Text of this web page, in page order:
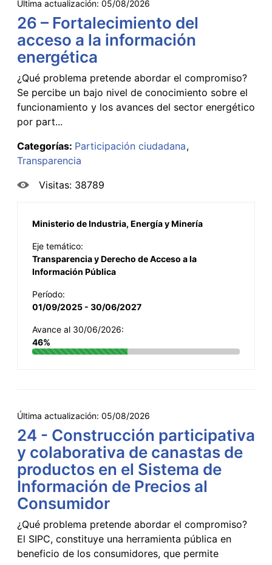
Última actualización: 05/08/2026
26 – Fortalecimiento del
acceso a la información
energética
¿Qué problema pretende abordar el compromiso?
Se percibe un bajo nivel de conocimiento sobre el
funcionamiento y los avances del sector energético
por part...
Categorías: Participación ciudadana
Transparencia
Visitas: 38789
Ministerio de Industria, Energía y Minería
Eje temático:
Transparencia y Derecho de Acceso a la
Información Pública
Período:
01/09/2025 - 30/06/2027
Avance al 30/06/2026:
46%
Última actualización: 05/08/2026
24 - Construcción participativa
y colaborativa de canastas de
productos en el Sistema de
Información de Precios al
Consumidor
¿Qué problema pretende abordar el compromiso?
El SIPC, constituye una herramienta pública en
beneficio de los consumidores, que permite